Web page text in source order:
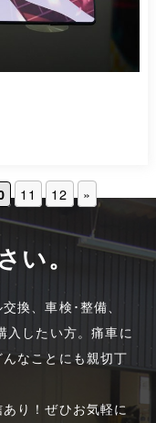
11 12 »
い。
換、車検･整備、
入したい方。痛車に
なことにも親切丁
り！ぜひお気軽に